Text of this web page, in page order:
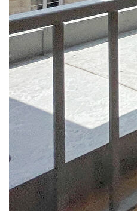
Bordeaux.
Bien rare à proximité de
Possibilité de créer
Montant estimé des
usage standard entre
Prix moyens des énergies
ERP à disposition
Charges de copropriété:
entretien, électricité des